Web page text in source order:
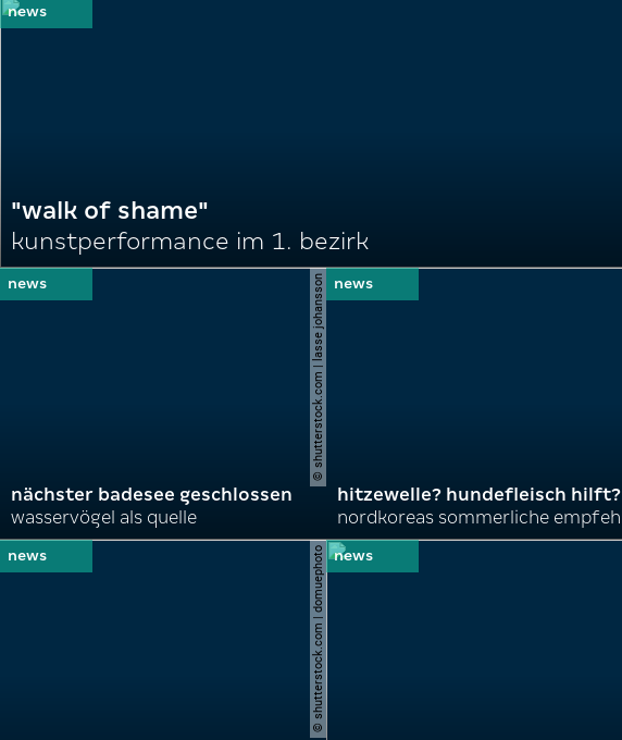
"walk of shame"
kunstperformance im 1. bezirk
© shutterstock.com | lasse johansson
nächster badesee geschlossen
wasservögel als quelle
hitzewelle? hundefleisch hilft?
© shutterstock.com | domuephoto